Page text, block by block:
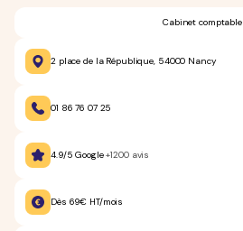
Cabinet comptable
2 place de la République, 54000 Nancy
01 86 76 07 25
4.9/5 Google+1200 avis
Dès 69€ HT/mois